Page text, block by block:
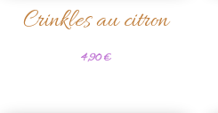
Crinkles au citron
4,90€